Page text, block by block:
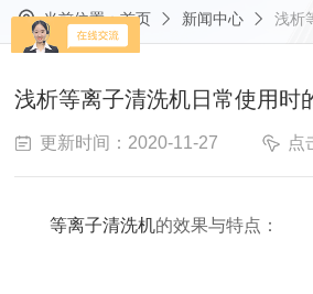
当前位置：首页 新闻中心 浅析等
浅析等离子清洗机日常使用时
更新时间：2020-11-27 点
等离子清洗机的效果与特点：